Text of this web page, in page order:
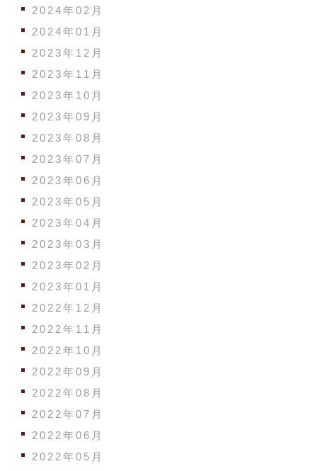
2024年02月
2024年01月
2023年12月
2023年11月
2023年10月
2023年09月
2023年08月
2023年07月
2023年06月
2023年05月
2023年04月
2023年03月
2023年02月
2023年01月
2022年12月
2022年11月
2022年10月
2022年09月
2022年08月
2022年07月
2022年06月
2022年05月